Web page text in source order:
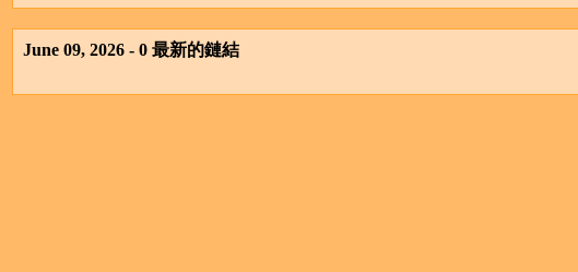
June 09, 2026 - 0 最新的鏈結